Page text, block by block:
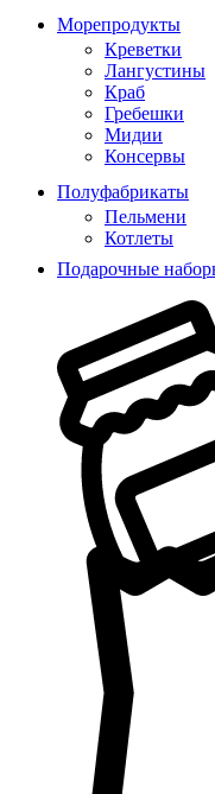
Морепродукты
Креветки
Лангустины
Краб
Гребешки
Мидии
Консервы
Полуфабрикаты
Пельмени
Котлеты
Подарочные